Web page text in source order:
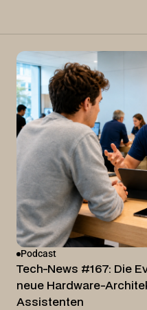
Podcast
Tech-News #167: Die
neue Hardware-
Assistenten